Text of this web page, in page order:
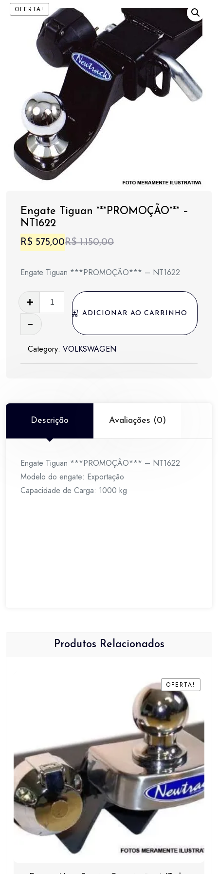
OFERTA!
Engate Tiguan ***PROMOÇÃO*** –
NT1622
R$1.150,00O
original
era:
R$ 1.150,00.
R$ 575,00
O
atual
é:
R$ 575,00.
Engate Tiguan ***PROMOÇÃO*** – NT1622
Engate
Tiguan
***PROMOÇÃO***
NT1622
quantidade
ADICIONAR AO CARRINHO
Category: VOLKSWAGEN
Descrição Avaliações (0)
Engate Tiguan ***PROMOÇÃO*** – NT1622
Modelo do engate: Exportação
Capacidade de Carga: 1000 kg
Produtos Relacionados
OFERTA!
OFERTA!